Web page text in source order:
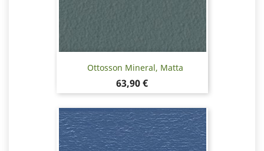
Ottosson Mineral, Matta
Hinta
63,90 €